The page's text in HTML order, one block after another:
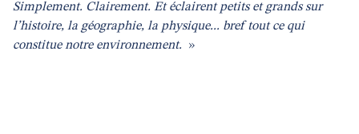
Simplement. Clairement. Et éclairent petits et grands sur
l’histoire, la géographie, la physique... bref tout ce qui
constitue notre environnement.
»